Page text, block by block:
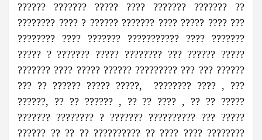
?????? ??????? ????? ???? ??????? ??????? ??
???????? ???? ? ?????? ??????? ???? ????? ???? ???
???????? ???? ??????? ??????????? ???? ???????
????? ? ??????? ????? ???????? ??? ?????? ?????
??????? ???? ????? ?????? ????????? ??? ??? ??????
??? ?? ?????? ????? ?????, ???????? ???? , ???
??????, ?? ?? ?????? , ?? ?? ???? , ?? ?? ?????
??????? ???????? ? ??????? ?????????? ??? ?????
?????? ?? ?? ?? ?????????? ?? ???? ???? ????????